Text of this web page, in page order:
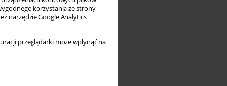
korzystania ze strony
narzędzie Google Analytics
przeglądarki może wpłynąć na